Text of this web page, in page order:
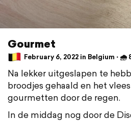
Gourmet
February 6, 2022 in Belgium ⋅ 🌧
Na lekker uitgeslapen te
broodjes gehaald en het
gourmetten door de regen.
In de middag nog door de